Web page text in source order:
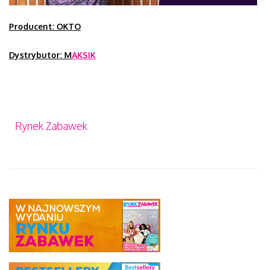
Producent: OKTO
Dystrybutor: MAKSIK
Rynek Zabawek